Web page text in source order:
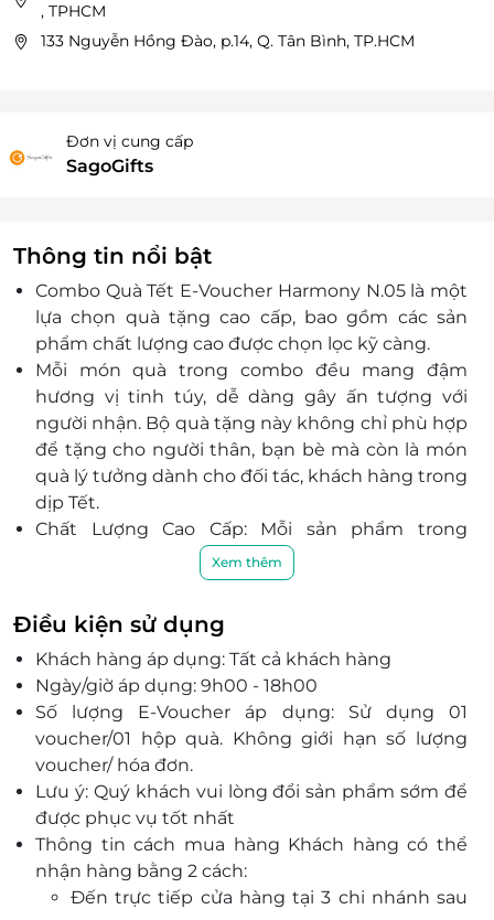
, TPHCM
133 Nguyễn Hồng Đào, p.14, Q. Tân Bình, TP.HCM
Đơn vị cung cấp
SagoGifts
Thông tin nổi bật
Combo Quà Tết E-Voucher Harmony N.05 là một
lựa chọn quà tặng cao cấp, bao gồm các sản
phẩm chất lượng cao được chọn lọc kỹ càng.
Mỗi món quà trong combo đều mang đậm
hương vị tinh túy, dễ dàng gây ấn tượng với
người nhận. Bộ quà tặng này không chỉ phù hợp
để tặng cho người thân, bạn bè mà còn là món
quà lý tưởng dành cho đối tác, khách hàng trong
dịp Tết.
Chất Lượng Cao Cấp: Mỗi sản phẩm trong
Combo Quà Tết Harmony N.05 đều được chọn
lựa kỹ càng, từ các thương hiệu nổi tiếng, đảm
bảo chất lượng tuyệt vời.
Sang Trọng & Đẳng Cấp: Combo Quà Tết
Harmony N.05 mang đến sự kết hợp tuyệt vời
giữa những sản phẩm chất lượng cao và thiết kế
hộp quà tinh tế, sẽ là món quà đầy ấn tượng và
đầy ý nghĩa trong mùa Tết này.
Xem thêm
Điều kiện sử dụng
Khách hàng áp dụng: Tất cả khách hàng
Ngày/giờ áp dụng: 9h00 - 18h00
Số lượng E-Voucher áp dụng: Sử dụng 01
voucher/01 hộp quà. Không giới hạn số lượng
voucher/ hóa đơn.
Lưu ý: Quý khách vui lòng đổi sản phẩm sớm để
được phục vụ tốt nhất
Thông tin cách mua hàng Khách hàng có thể
nhận hàng bằng 2 cách:
Đến trực tiếp cửa hàng tại 3 chi nhánh sau